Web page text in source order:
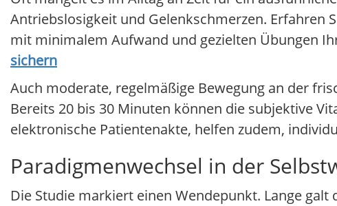
Antriebslosigkeit und Gelenkschmerzen. Erfahren
mit minimalem Aufwand und gezielten Übungen
sichern
Auch moderate, regelmäßige Bewegung an der
Bereits 20 bis 30 Minuten können die subjektive
elektronische Patientenakte, helfen zudem,
Paradigmenwechsel in der
Die Studie markiert einen Wendepunkt. Lange